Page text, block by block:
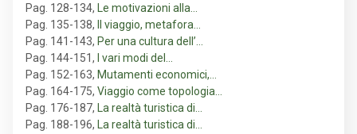
Pag. 128-134,
Le motivazioni alla…
Pag. 135-138,
Il viaggio, metafora…
Pag. 141-143, Per una cultura dell’…
Pag. 144-151,
I vari modi del…
Pag. 152-163, Mutamenti economici,…
Pag. 164-175, Viaggio come topologia…
Pag. 176-187,
La realtà turistica di…
Pag. 188-196,
La realtà turistica di…